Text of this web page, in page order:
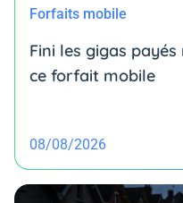
Forfaits mobile
Fini les gigas
ce forfait mobile
08/08/2026